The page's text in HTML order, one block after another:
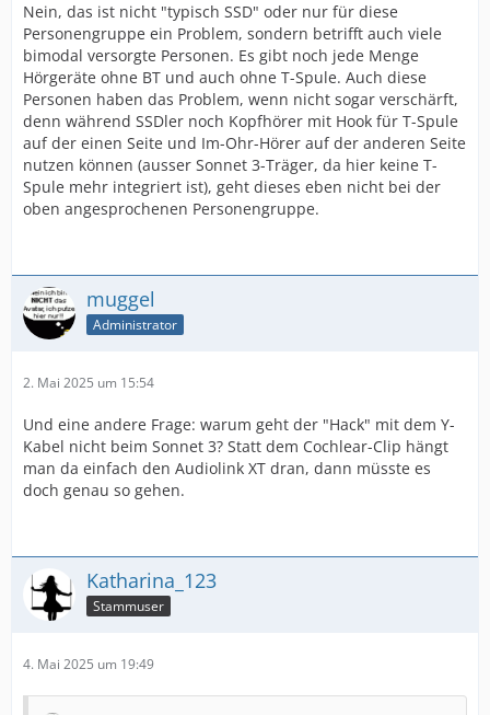
Nein, das ist nicht "typisch SSD" oder nur für diese
Personengruppe ein Problem, sondern betrifft auch viele
bimodal versorgte Personen. Es gibt noch jede Menge
Hörgeräte ohne BT und auch ohne T-Spule. Auch diese
Personen haben das Problem, wenn nicht sogar verschärft,
denn während SSDler noch Kopfhörer mit Hook für T-Spule
auf der einen Seite und Im-Ohr-Hörer auf der anderen Seite
nutzen können (ausser Sonnet 3-Träger, da hier keine T-
Spule mehr integriert ist), geht dieses eben nicht bei der
oben angesprochenen Personengruppe.
muggel
Administrator
2. Mai 2025 um 15:54
Und eine andere Frage: warum geht der "Hack" mit dem Y-
Kabel nicht beim Sonnet 3? Statt dem Cochlear-Clip hängt
man da einfach den Audiolink XT dran, dann müsste es
doch genau so gehen.
Katharina_123
Stammuser
4. Mai 2025 um 19:49